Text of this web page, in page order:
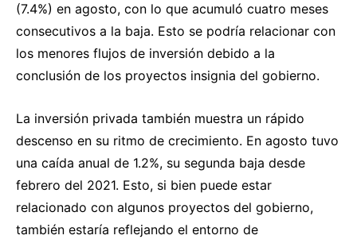
(7.4%) en agosto, con lo que acumuló cuatro meses
consecutivos a la baja. Esto se podría relacionar con
los menores flujos de inversión debido a la
conclusión de los proyectos insignia del gobierno.
La inversión privada también muestra un rápido
descenso en su ritmo de crecimiento. En agosto tuvo
una caída anual de 1.2%, su segunda baja desde
febrero del 2021. Esto, si bien puede estar
relacionado con algunos proyectos del gobierno,
también estaría reflejando el entorno de